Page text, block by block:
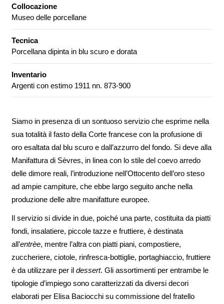
Collocazione
Museo delle porcellane
Tecnica
Porcellana dipinta in blu scuro e dorata
Inventario
Argenti con estimo 1911 nn. 873-900
Siamo in presenza di un sontuoso servizio che esprime nella
sua totalità il fasto della Corte francese con la profusione di
oro esaltata dal blu scuro e dall’azzurro del fondo. Si deve alla
Manifattura di Sèvres, in linea con lo stile del coevo arredo
delle dimore reali, l’introduzione nell’Ottocento dell’oro steso
ad ampie campiture, che ebbe largo seguito anche nella
produzione delle altre manifatture europee.
Il servizio si divide in due, poiché una parte, costituita da piatti
fondi, insalatiere, piccole tazze e fruttiere, è destinata
all’entrèe, mentre l’altra con piatti piani, compostiere,
zuccheriere, ciotole, rinfresca-bottiglie, portaghiaccio, fruttiere
è da utilizzare per il dessert. Gli assortimenti per entrambe le
tipologie d’impiego sono caratterizzati da diversi decori
elaborati per Elisa Baciocchi su commissione del fratello